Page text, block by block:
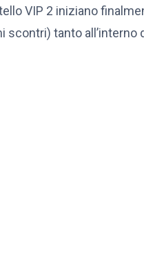
VIP 2 iniziano
tanto all’interno